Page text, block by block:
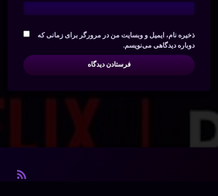
ذخیره نام، ایمیل و وبسایت من در مرورگر برای زمانی که
دوباره دیدگاهی می‌نویسم.
آر